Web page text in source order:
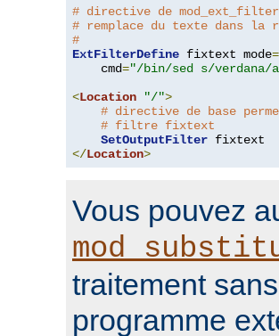
# directive de
# remplace du texte dans la
#
ExtFilterDefine fixtext mode=
    cmd
="/bin/sed s/
<Location "/">
# directive de base
# filtre fixtext
SetOutputFilter
</Location>
Vous pouvez
traitement
programme